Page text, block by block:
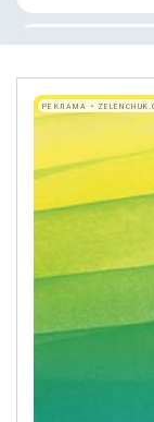
РЕКЛАМА •